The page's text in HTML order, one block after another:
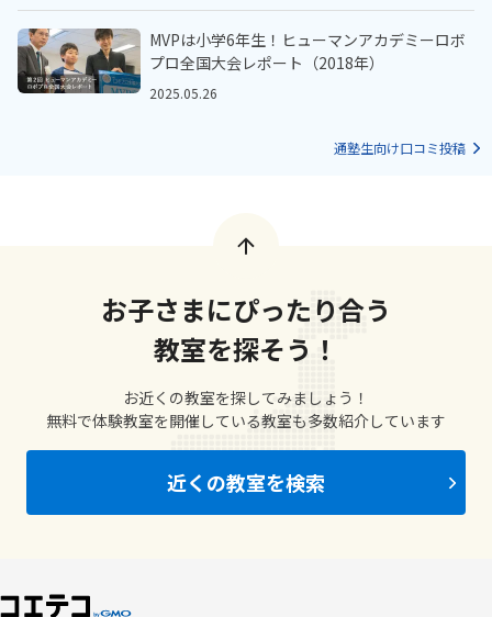
MVPは小学6年生！ヒューマンアカデミーロボ
プロ全国大会レポート（2018年）
2025.05.26
通塾生向け口コミ投稿
お子さまにぴったり合う
教室を探そう！
お近くの教室を探してみましょう！
無料で体験教室を開催している教室も多数紹介しています
近くの教室を検索